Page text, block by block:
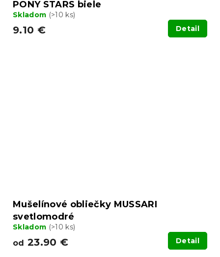
PONY STARS biele
Skladom (>10 ks)
9.10 € Detail
Mušelínové obliečky MUSSARI
svetlomodré
Skladom (>10 ks)
od 23.90 € Detail